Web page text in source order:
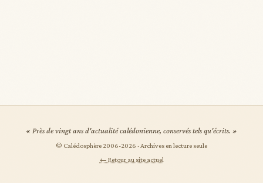
« Près de vingt ans d'actualité calédonienne, conservés tels qu'écrits. »
© Calédosphère 2006-2026 · Archives en lecture seule
← Retour au site actuel